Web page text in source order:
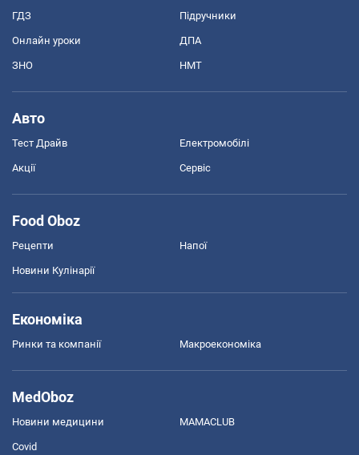
ГДЗ Підручники
Онлайн уроки ДПА
ЗНО НМТ
Авто
Тест Драйв Електромобілі
Акції Сервіс
Food Oboz
Рецепти Напої
Новини Кулінарії
Економіка
Ринки та компанії Макроекономіка
MedOboz
Новини медицини MAMACLUB
Covid